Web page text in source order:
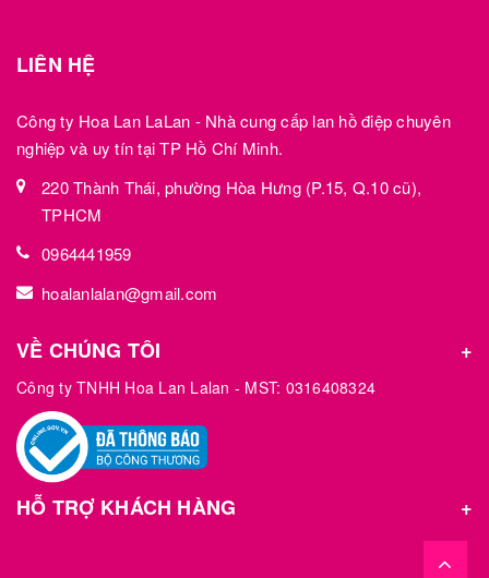
LIÊN HỆ
Công ty Hoa Lan LaLan - Nhà cung cấp lan hồ điệp chuyên
nghiệp và uy tín tại TP Hồ Chí Minh.
220 Thành Thái, phường Hòa Hưng (P.15, Q.10 cũ),
TPHCM
0964441959
hoalanlalan@gmail.com
VỀ CHÚNG TÔI
Công ty TNHH Hoa Lan Lalan - MST: 0316408324
HỖ TRỢ KHÁCH HÀNG